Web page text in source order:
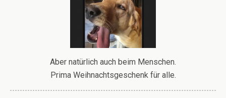
Aber natürlich auch beim Menschen.
Prima Weihnachtsgeschenk für alle.